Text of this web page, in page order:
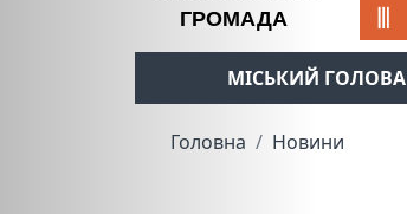
ГРОМАДА
МІСЬКИЙ ГОЛОВА
Головна Новини